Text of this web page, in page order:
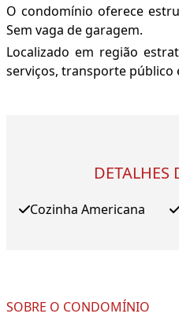
O condomínio oferece
Sem vaga de garagem.
Localizado em região
serviços, transporte público
DETALHES
Cozinha Americana
SOBRE O CONDOMÍNIO